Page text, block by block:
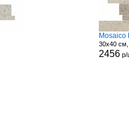
Mosaico
30x40
2456 р/